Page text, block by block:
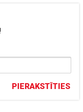
PIERAKSTĪTIES